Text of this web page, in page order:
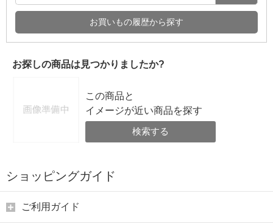
お買いもの履歴から探す
お探しの商品は見つかりましたか?
この商品と
イメージが近い商品を探す
検索する
ショッピングガイド
ご利用ガイド